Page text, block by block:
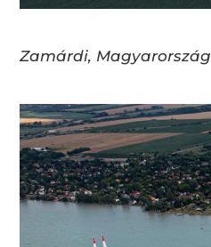
Zamárdi, Magyarország